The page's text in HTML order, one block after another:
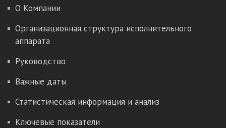
О Компании
Организационная структура исполнительного
аппарата
Руководство
Важные даты
Статистическая информация и анализ
Ключевые показатели